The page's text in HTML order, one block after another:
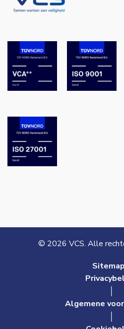
© 2026 VCS. Alle
Algemene